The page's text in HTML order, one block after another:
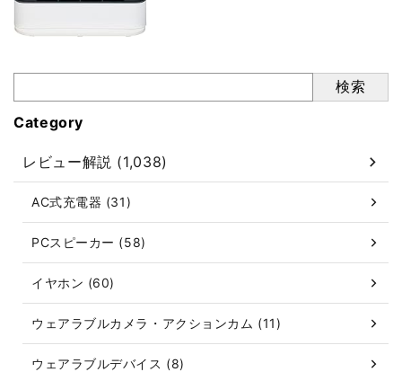
検索
Category
レビュー解説 (1,038)
AC式充電器 (31)
PCスピーカー (58)
イヤホン (60)
ウェアラブルカメラ・アクションカム (11)
ウェアラブルデバイス (8)